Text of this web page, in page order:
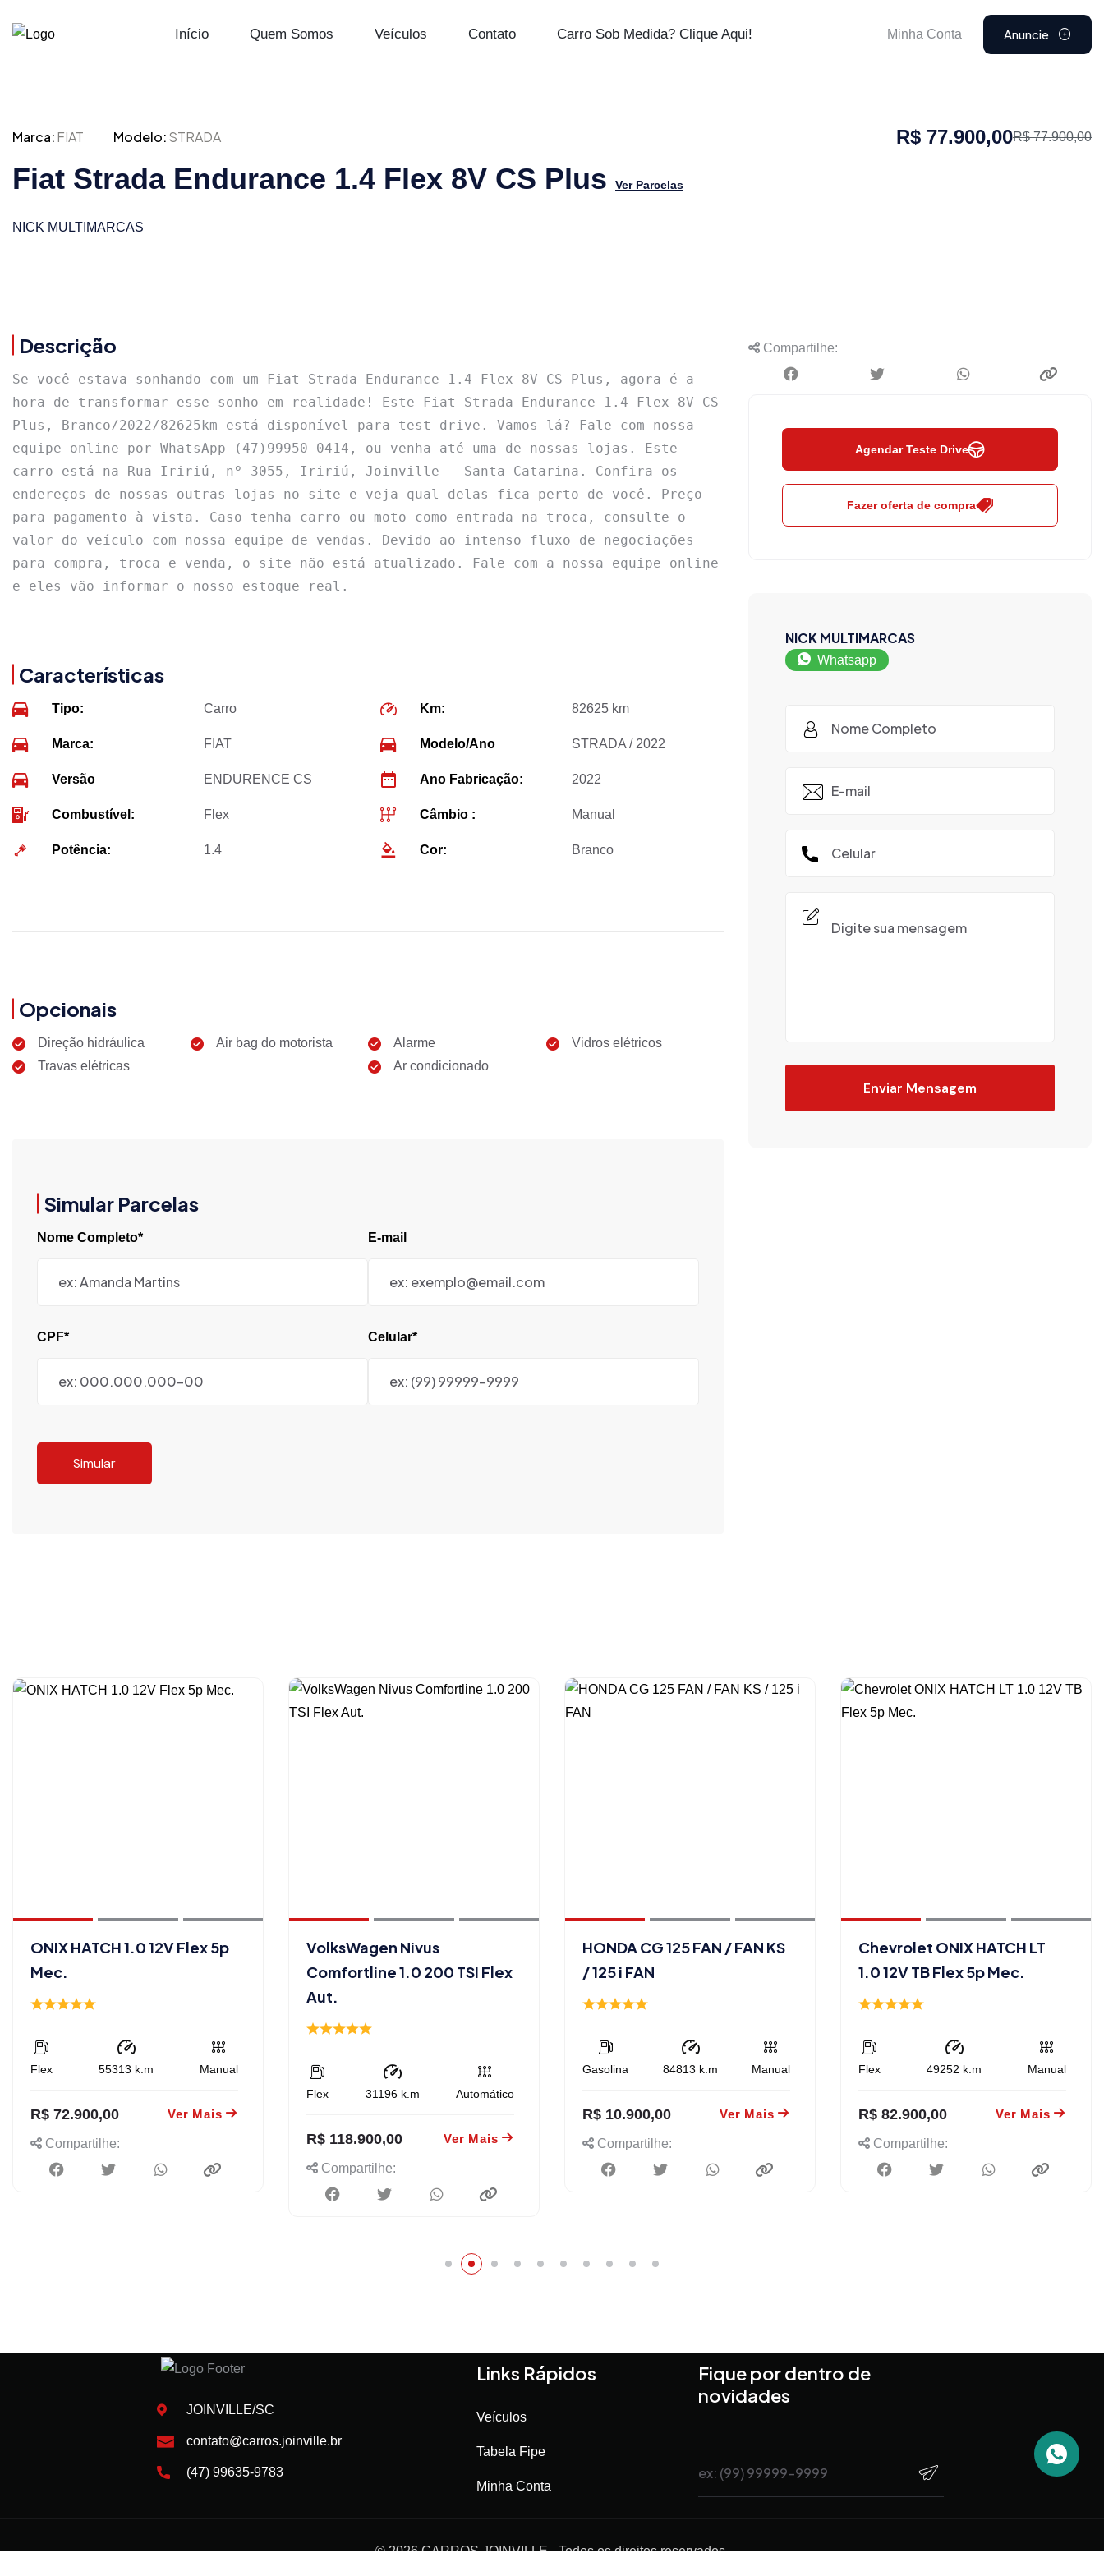
Início Quem Somos Veículos Contato Carro Sob Medida? Clique Aqui! Minha Conta Anuncie
Marca:FIAT Modelo:STRADA
Fiat Strada Endurance 1.4 Flex 8V CS Plus Ver Parcelas
NICK MULTIMARCAS
R$ 77.900,00R$ 77.900,00
Descrição
Se você estava sonhando com um Fiat Strada Endurance 1.4 Flex 8V CS Plus, agora é a
hora de transformar esse sonho em realidade! Este Fiat Strada Endurance 1.4 Flex 8V CS
Plus, Branco/2022/82625km está disponível para test drive. Vamos lá? Fale com nossa
equipe online por WhatsApp (47)99950-0414, ou venha até uma de nossas lojas. Este
carro está na Rua Iririú, nº 3055, Iririú, Joinville - Santa Catarina. Confira os
endereços de nossas outras lojas no site e veja qual delas fica perto de você. Preço
para pagamento à vista. Caso tenha carro ou moto como entrada na troca, consulte o
valor do veículo com nossa equipe de vendas. Devido ao intenso fluxo de negociações
para compra, troca e venda, o site não está atualizado. Fale com a nossa equipe online
e eles vão informar o nosso estoque real.
Características
Tipo: Carro Km: 82625 km
Marca: FIAT Modelo/Ano STRADA / 2022
Versão ENDURENCE CS Ano Fabricação: 2022
Combustível: Flex Câmbio : Manual
Potência: 1.4 Cor: Branco
Opcionais
Direção hidráulica Air bag do motorista Alarme
Vidros elétricos
Travas elétricas
Ar condicionado
Simular Parcelas
Nome Completo* E-mail
CPF* Celular*
Simular
Compartilhe:
Agendar Teste Drive
Fazer oferta de compra
NICK MULTIMARCAS
Whatsapp
Enviar Mensagem
ONIX HATCH 1.0 12V Flex 5p
Mec.
Flex 55313 k.m Manual
R$ 72.900,00 Ver Mais
Compartilhe:
VolksWagen Nivus
Comfortline 1.0 200 TSI Flex
Aut.
Flex 31196k.m Automático
R$ 118.900,00 Ver Mais
Compartilhe:
HONDA CG 125 FAN / FAN KS
/ 125 i FAN
Gasolina 84813 k.m Manual
R$ 10.900,00 Ver Mais
Compartilhe:
Chevrolet ONIX HATCH LT
1.0 12V TB Flex 5p Mec.
Flex 49252 k.m Manual
R$ 82.900,00 Ver Mais
Compartilhe:
JOINVILLE/SC
contato@carros.joinville.br
(47) 99635-9783
Links Rápidos
Veículos
Tabela Fipe
Minha Conta
Fique por dentro de
novidades
©2026 CARROS JOINVILLE- Todos os direitos reservados.